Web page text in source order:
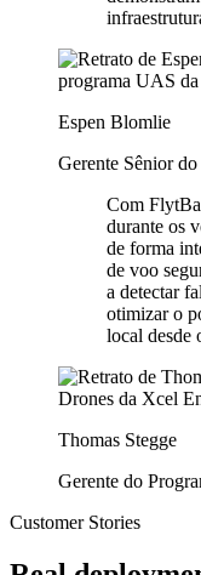
Espen Blomlie
Gerente Sênior
Com
durante os
de forma
de voo
a detectar
otimizar o
local desde
Thomas Stegge
Gerente do
Customer Stories